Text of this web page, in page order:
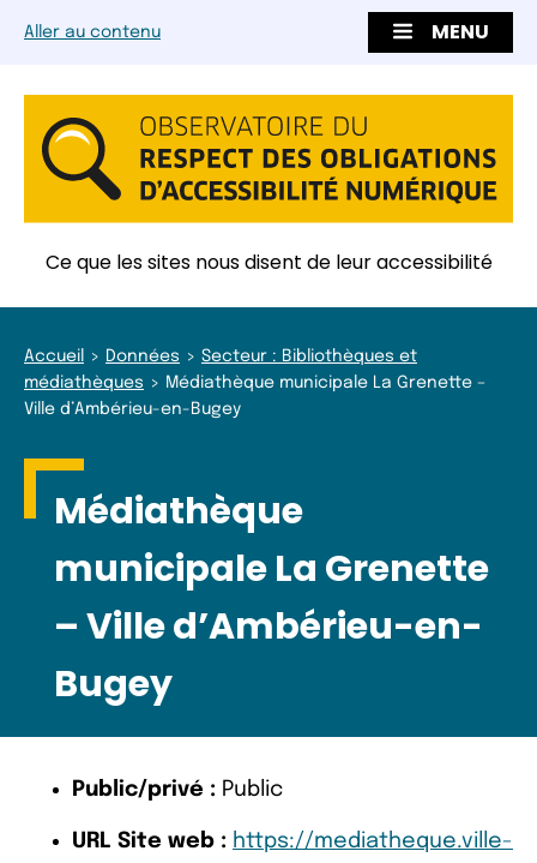
Aller au contenu MENU
Ce que les sites nous disent de leur accessibilité
Accueil Données
Secteur : Bibliothèques et
médiathèques
Médiathèque municipale La Grenette –
Ville d’Ambérieu-en-Bugey
Médiathèque
municipale La Grenette
– Ville d’Ambérieu-en-
Bugey
Public/privé : Public
URL Site web : https://mediatheque.ville-